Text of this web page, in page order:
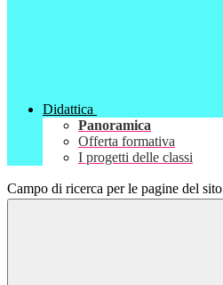
Didattica
Panoramica
Offerta formativa
I progetti delle classi
Campo di ricerca per le pagine del sito